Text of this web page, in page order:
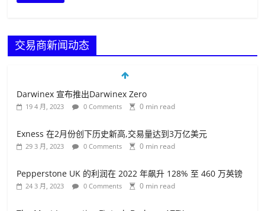
交易商新闻动态
Darwinex 宣布推出Darwinex Zero
19 4 月, 2023 0 Comments 0 min read
Exness 在2月份创下历史新高,交易量达到3万亿美元
29 3 月, 2023 0 Comments 0 min read
Pepperstone UK 的利润在 2022 年飙升 128% 至 460 万英镑
24 3 月, 2023 0 Comments 0 min read